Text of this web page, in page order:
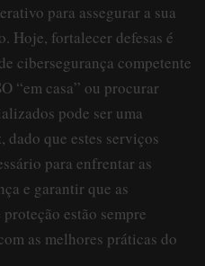
para assegurar a sua
Hoje, fortalecer defesas é
cibersegurança competente
“em casa” ou procurar
pode ser uma
dado que estes serviços
para enfrentar as
e garantir que as
estão sempre
as melhores práticas do